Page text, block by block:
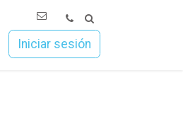
Iniciar sesión